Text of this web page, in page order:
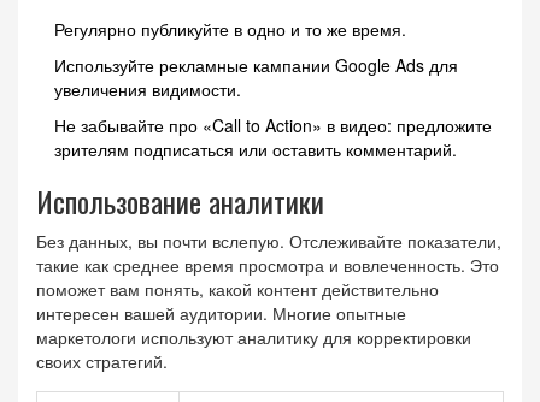
Регулярно публикуйте в одно и то же время.
Используйте рекламные кампании Google Ads для
увеличения видимости.
Не забывайте про «Call to Action» в видео: предложите
зрителям подписаться или оставить комментарий.
Использование аналитики
Без данных, вы почти вслепую. Отслеживайте показатели,
такие как среднее время просмотра и вовлеченность. Это
поможет вам понять, какой контент действительно
интересен вашей аудитории. Многие опытные
маркетологи используют аналитику для корректировки
своих стратегий.